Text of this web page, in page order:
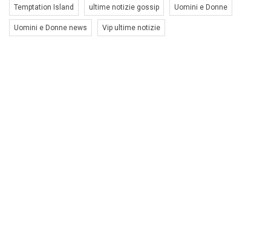
Temptation Island ultime notizie gossip Uomini e Donne
Uomini e Donne news Vip ultime notizie